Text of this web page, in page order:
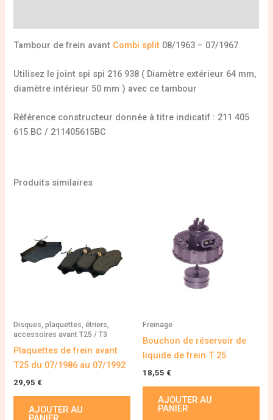
Tambour de frein avant Combi split 08/1963 – 07/1967
Utilisez le joint spi spi 216 938 ( Diamètre extérieur 64 mm,
diamètre intérieur 50 mm ) avec ce tambour
Référence constructeur donnée à titre indicatif : 211 405
615 BC / 211405615BC
Produits similaires
Disques, plaquettes, étriers,
accessoires avant T25 / T3
Plaquettes de frein avant
T25 du 07/1986 au 07/1992
29,95 €
AJOUTER AU
Freinage
Bouchon de réservoir de
liquide de frein T 25
18,55 €
AJOUTER AU
PANIER